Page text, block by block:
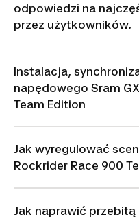
odpowiedzi na
przez użytkowników.
Instalacja,
napędowego Sram
Team Edition
Jak wyregulować
Rockrider Race 900
Jak naprawić